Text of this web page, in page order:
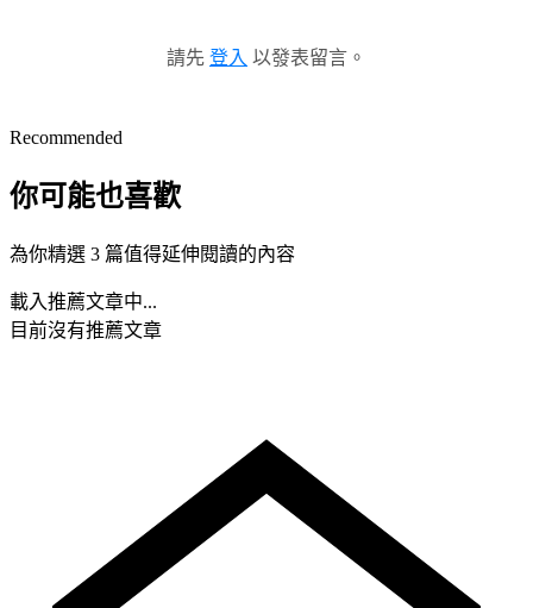
請先 登入 以發表留言。
Recommended
你可能也喜歡
為你精選 3 篇值得延伸閱讀的內容
載入推薦文章中...
目前沒有推薦文章